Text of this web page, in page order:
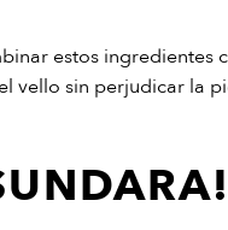
estos ingredientes
vello sin perjudicar la